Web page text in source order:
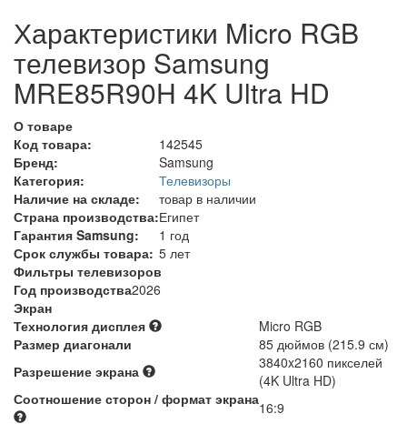
Характеристики Micro RGB
телевизор Samsung
MRE85R90H 4K Ultra HD
О товаре
Код товара:
142545
Бренд:
Samsung
Категория:
Телевизоры
Наличие на складе:
товар в наличии
Страна производства:Египет
Гарантия Samsung:
1 год
Срок службы товара: 5 лет
Фильтры телевизоров
Год производства2026
Экран
Технология дисплея
Micro RGB
Размер диагонали
85 дюймов (215.9 см)
Разрешение экрана
3840x2160 пикселей
(4K Ultra HD)
Соотношение сторон / формат экрана16:9